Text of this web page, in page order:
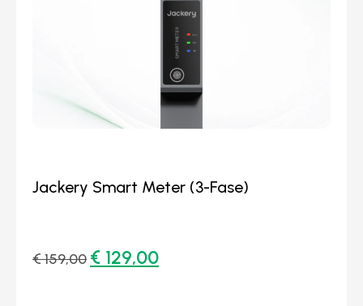
Jackery Smart Meter (3-Fase)
€159,00 € 129,00